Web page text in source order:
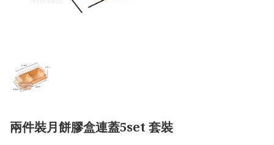
兩件裝月餅膠盒連蓋5set 套裝